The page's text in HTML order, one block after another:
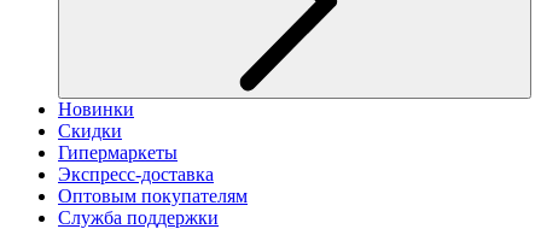
Новинки
Скидки
Гипермаркеты
Экспресс-доставка
Оптовым покупателям
Служба поддержки